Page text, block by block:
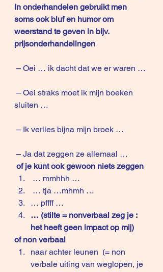
In onderhandelen gebruikt men
soms ook bluf en humor om
weerstand te geven in bijv.
prijsonderhandelingen
– Oei … ik dacht dat we er waren …
sluiten …
– Ik verlies bijna mijn broek …
– Ja dat zeggen ze allemaal …
of je kunt ook gewoon niets zeggen
… mmhhh …
… tja …mhmh …
… pffff …
… (stilte = nonverbaal zeg je :
het heeft geen impact op mij)
of non verbaal
naar achter leunen  (= non
verbale uiting van weglopen, je